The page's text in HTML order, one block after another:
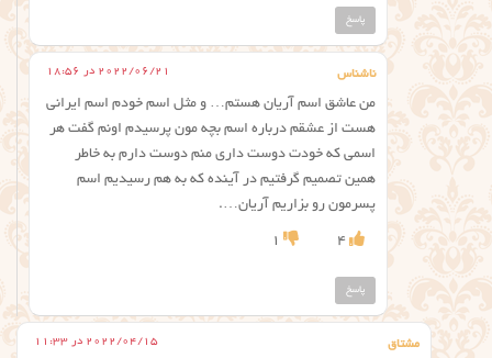
پاسخ
ناشناس 2022/06/21 در 18:56
من عاشق اسم آریان هستم… و مثل اسم خودم اسم ایرانی
هست از عشقم درباره اسم بچه مون پرسیدم اونم گفت هر
اسمی که خودت دوست داری منم دوست دارم به خاطر
همین تصمیم گرفتیم در آینده که به هم رسیدیم اسم
پسرمون رو بزاریم آریان….
4
1
پاسخ
مشتاق 2022/04/15 در 11:33